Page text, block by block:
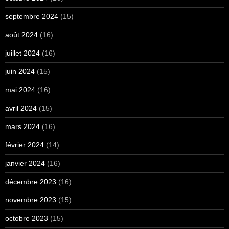
septembre 2024 (15)
août 2024 (16)
juillet 2024 (16)
juin 2024 (15)
mai 2024 (16)
avril 2024 (15)
mars 2024 (16)
février 2024 (14)
janvier 2024 (16)
décembre 2023 (16)
novembre 2023 (15)
octobre 2023 (15)